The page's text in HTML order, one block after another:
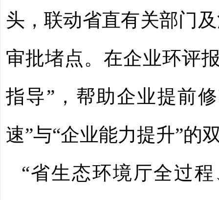
头，联动省直有关部门
审批堵点。在企业环评
指导”，帮助企业提前
速”与“企业能力提升”的
“省生态环境厅全过